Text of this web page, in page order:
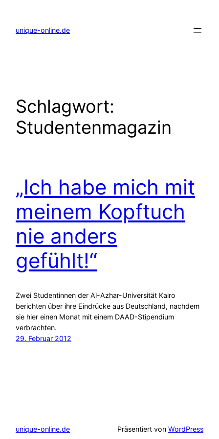
springen
unique-online.de
Schlagwort:
Studentenmagazin
„Ich habe mich mit
meinem Kopftuch
nie anders
gefühlt!“
Zwei Studentinnen der Al-Azhar-Universität Kairo
berichten über ihre Eindrücke aus Deutschland, nachdem
sie hier einen Monat mit einem DAAD-Stipendium
verbrachten.
29. Februar 2012
unique-online.de Präsentiert von WordPress